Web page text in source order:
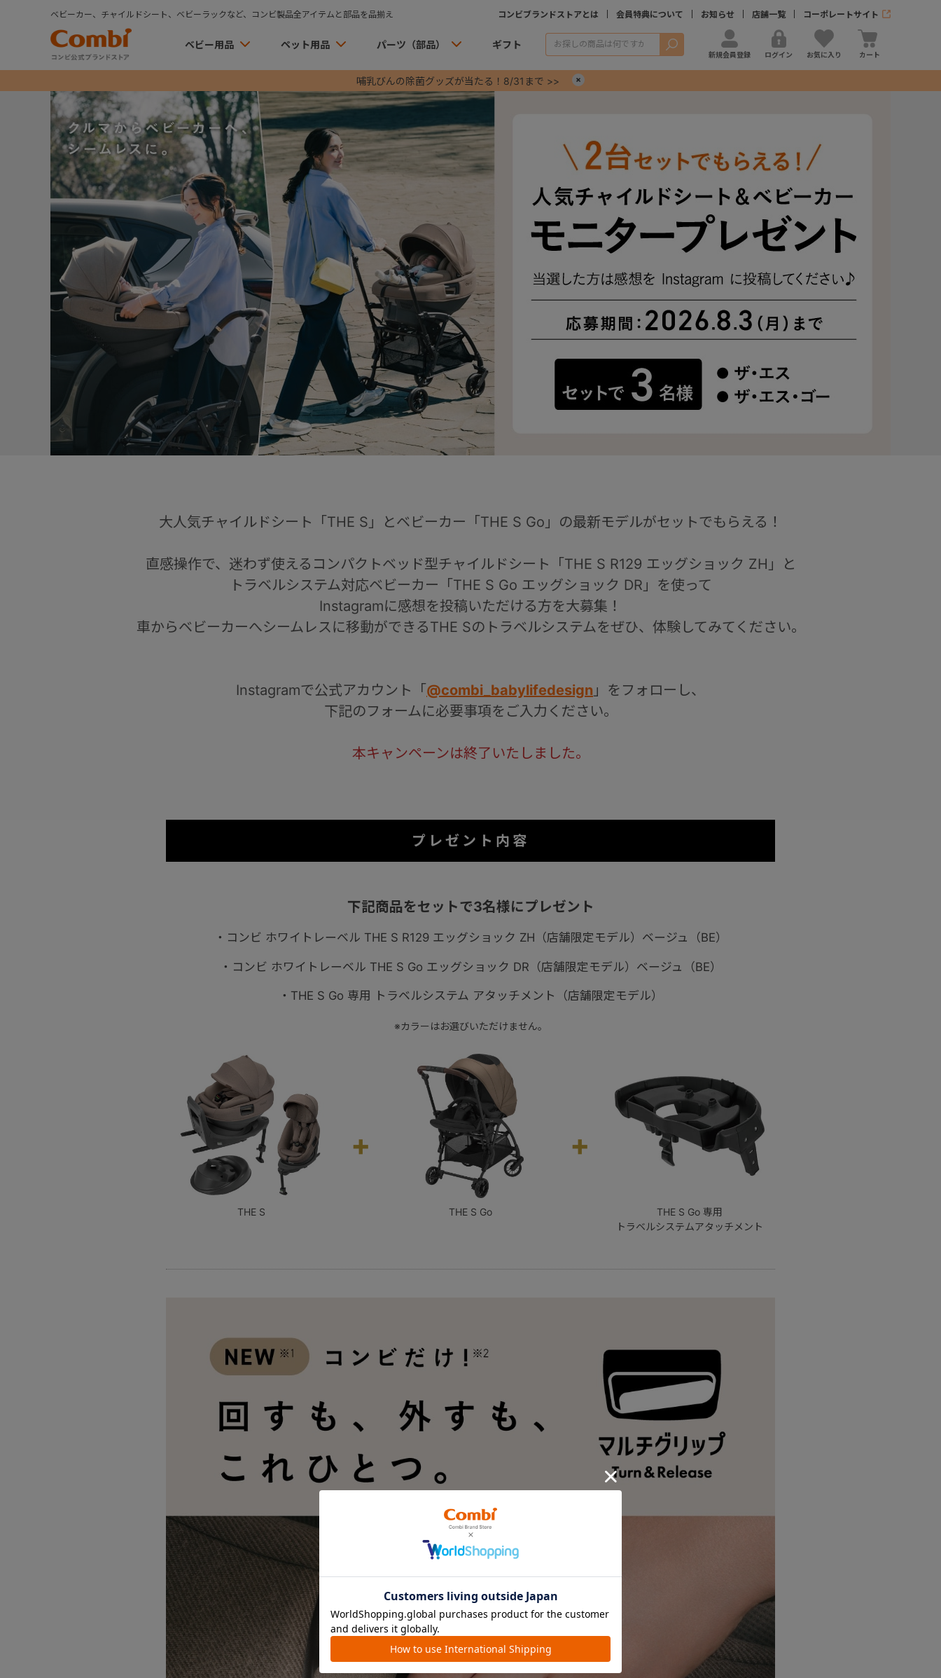
ベビーカー、チャイルドシート、ベビーラックなど、コンビ製品全アイテムと部品を品揃え コンビブランドストアとは 会員特典について お知らせ 店舗一覧 コーポレートサイト
ベビー用品 ペット用品 パーツ（部品） ギフト 検索
新規会員登録 ログイン お気に入り カート
哺乳びんの除菌グッズが当たる！8/31まで >>
大人気チャイルドシート「THE S」とベビーカー「THE S Go」の最新モデルがセットでもらえる！
直感操作で、迷わず使えるコンパクトベッド型チャイルドシート「THE S R129 エッグショック ZH」と
トラベルシステム対応ベビーカー「THE S Go エッグショック DR」を使って
Instagramに感想を投稿いただける方を大募集！
車からベビーカーへシームレスに移動ができるTHE Sのトラベルシステムをぜひ、体験してみてください。
Instagramで公式アカウント 「@combi_babylifedesign 」 をフォローし、
下記のフォームに必要事項をご入力ください。
本キャンペーンは終了いたしました。
プレゼント内容
下記商品をセットで3名様にプレゼント
・コンビ ホワイトレーベル THE S R129 エッグショック ZH（店舗限定モデル）ベージュ（BE）
・コンビ ホワイトレーベル THE S Go エッグショック DR（店舗限定モデル）ベージュ（BE）
・THE S Go 専用 トラベルシステム アタッチメント（店舗限定モデル）
※カラーはお選びいただけません。
THE S
+
THE S Go
+
THE S Go 専用
トラベルシステムアタッチメント